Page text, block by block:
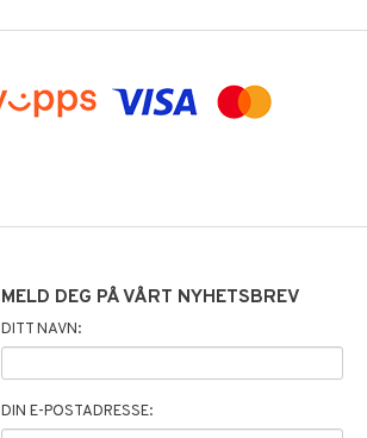
MELD DEG PÅ VÅRT NYHETSBREV
DITT NAVN:
DIN E-POSTADRESSE: